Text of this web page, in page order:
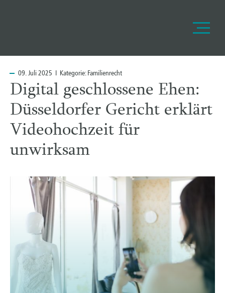
09.Juli 2025 I Kategorie:Familienrecht
Digital geschlossene Ehen:
Düsseldorfer Gericht erklärt
Videohochzeit für
unwirksam